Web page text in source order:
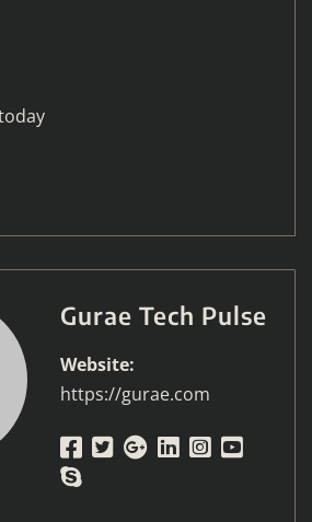
Gurae Tech Pulse
Website:
https://gurae.com